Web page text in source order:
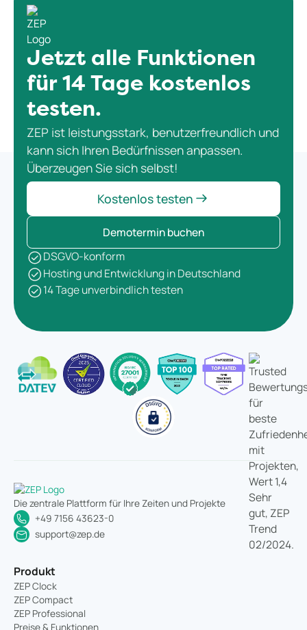
Gehalt als auch DATEV LODAS unterstützt. Die
Synchronisation erfolgt über die DATEV-Dienste
Lohnimportdatenservice und
Lohnergebnisdatenservice.
Jetzt alle Funktionen
für 14 Tage kostenlos
testen.
ZEP ist leistungsstark, benutzerfreundlich und
kann sich Ihren Bedürfnissen anpassen.
Überzeugen Sie sich selbst!
Kostenlos testen
Demotermin buchen
DSGVO-konform
Hosting und Entwicklung in Deutschland
14 Tage unverbindlich testen
Die zentrale Plattform für Ihre Zeiten und Projekte
+49 7156 43623-0
support@zep.de
Produkt
ZEP Clock
ZEP Compact
ZEP Professional
Preise & Funktionen